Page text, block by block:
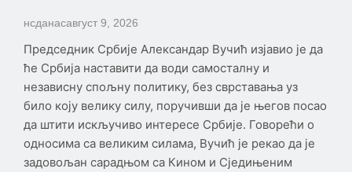
нсданасавгуст 9, 2026
Председник Србије Александар Вучић изјавио је да
ће Србија наставити да води самосталну и
независну спољну политику, без сврставања уз
било коју велику силу, поручивши да је његов посао
да штити искључиво интересе Србије. Говорећи о
односима са великим силама, Вучић је рекао да је
задовољан сарадњом са Кином и Сједињеним